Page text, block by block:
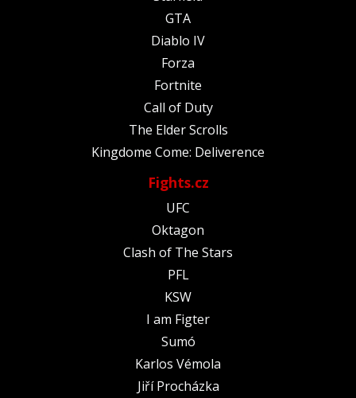
GTA
Diablo IV
Forza
Fortnite
Call of Duty
The Elder Scrolls
Kingdome Come: Deliverence
Fights.cz
UFC
Oktagon
Clash of The Stars
PFL
KSW
I am Figter
Sumó
Karlos Vémola
Jiří Procházka